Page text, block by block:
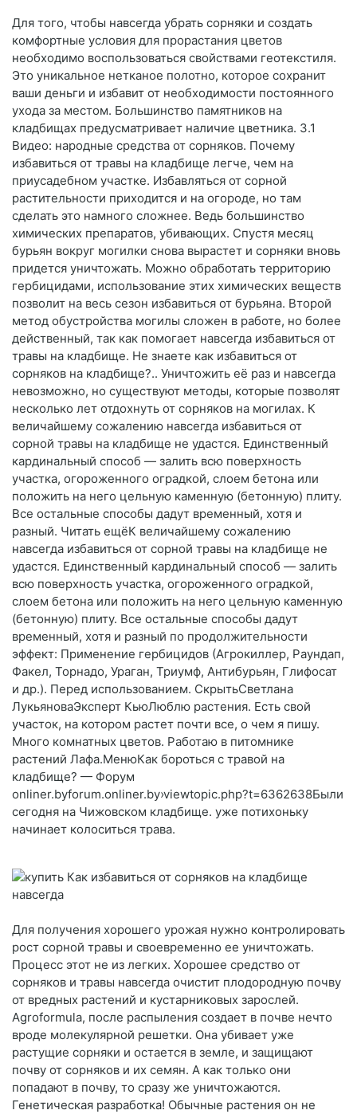
Для того, чтобы навсегда убрать сорняки и создать
комфортные условия для прорастания цветов
необходимо воспользоваться свойствами геотекстиля.
Это уникальное нетканое полотно, которое сохранит
ваши деньги и избавит от необходимости постоянного
ухода за местом. Большинство памятников на
кладбищах предусматривает наличие цветника. 3.1
Видео: народные средства от сорняков. Почему
избавиться от травы на кладбище легче, чем на
приусадебном участке. Избавляться от сорной
растительности приходится и на огороде, но там
сделать это намного сложнее. Ведь большинство
химических препаратов, убивающих. Спустя месяц
бурьян вокруг могилки снова вырастет и сорняки вновь
придется уничтожать. Можно обработать территорию
гербицидами, использование этих химических веществ
позволит на весь сезон избавиться от бурьяна. Второй
метод обустройства могилы сложен в работе, но более
действенный, так как помогает навсегда избавиться от
травы на кладбище. Не знаете как избавиться от
сорняков на кладбище?.. Уничтожить её раз и навсегда
невозможно, но существуют методы, которые позволят
несколько лет отдохнуть от сорняков на могилах. К
величайшему сожалению навсегда избавиться от
сорной травы на кладбище не удастся. Единственный
кардинальный способ — залить всю поверхность
участка, огороженного оградкой, слоем бетона или
положить на него цельную каменную (бетонную) плиту.
Все остальные способы дадут временный, хотя и
разный. Читать ещёК величайшему сожалению
навсегда избавиться от сорной травы на кладбище не
удастся. Единственный кардинальный способ — залить
всю поверхность участка, огороженного оградкой,
слоем бетона или положить на него цельную каменную
(бетонную) плиту. Все остальные способы дадут
временный, хотя и разный по продолжительности
эффект: Применение гербицидов (Агрокиллер, Раундап,
Факел, Торнадо, Ураган, Триумф, Антибурьян, Глифосат
и др.). Перед использованием. СкрытьСветлана
ЛукьяноваЭксперт КьюЛюблю растения. Есть свой
участок, на котором растет почти все, о чем я пишу.
Много комнатных цветов. Работаю в питомнике
растений Лафа.МенюКак бороться с травой на
кладбище? — Форум
onliner.byforum.onliner.by›viewtopic.php?t=6362638Были
сегодня на Чижовском кладбище. уже потихоньку
начинает колоситься трава.
Для получения хорошего урожая нужно контролировать
рост сорной травы и своевременно ее уничтожать.
Процесс этот не из легких. Хорошее средство от
сорняков и травы навсегда очистит плодородную почву
от вредных растений и кустарниковых зарослей.
Agroformula, после распыления создает в почве нечто
вроде молекулярной решетки. Она убивает уже
растущие сорняки и остается в земле, и защищают
почву от сорняков и их семян. А как только они
попадают в почву, то сразу же уничтожаются.
Генетическая разработка! Обычные растения он не